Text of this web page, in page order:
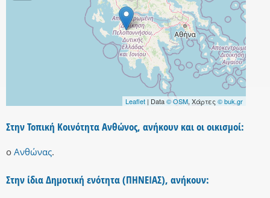
Leaflet | Data© OSM, Χάρτες © buk.gr
Στην Τοπική Κοινότητα Ανθώνος, ανήκουν και οι οικισμοί:
ο Ανθώνας.
Στην ίδια Δημοτική ενότητα (ΠΗΝΕΙΑΣ), ανήκουν: